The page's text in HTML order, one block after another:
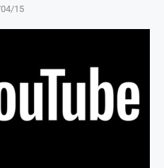
15